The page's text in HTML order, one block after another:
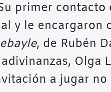
primer
y le encargaron
, de Rubén
Olga
a jugar